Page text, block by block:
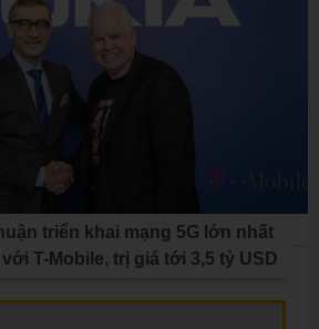
triển khai mạng 5G lớn nhất
T-Mobile, trị giá tới 3,5 tỷ USD